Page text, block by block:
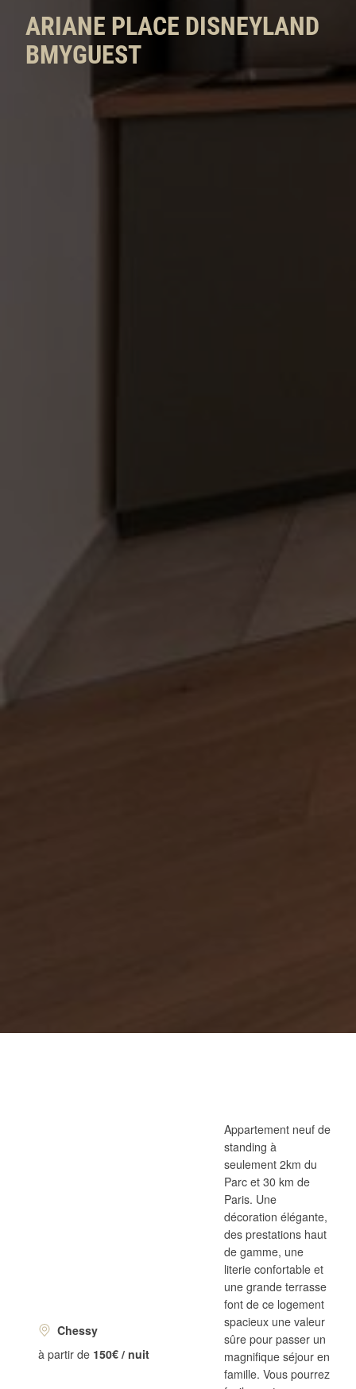
ARIANE PLACE DISNEYLAND
BMYGUEST
Chessy
à partir de 150€ / nuit
Appartement neuf de
standing à
seulement 2km du
Parc et 30 km de
Paris. Une
décoration élégante,
des prestations haut
de gamme, une
literie confortable et
une grande terrasse
font de ce logement
spacieux une valeur
sûre pour passer un
magnifique séjour en
famille. Vous pourrez